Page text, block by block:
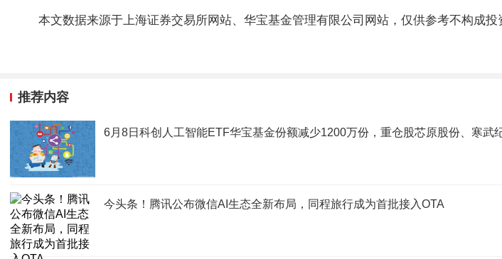
本文数据来源于上海证券交易所网站、华宝基金管理有限公司网站，仅供参考不构成投
推荐内容
6月8日科创人工智能ETF华宝基金份额减少1200万份，重仓股芯原股份、寒武
今头条！腾讯公布微信AI生态全新布局，同程旅行成为首批接入OTA